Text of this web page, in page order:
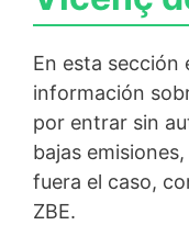
En esta sección
información
por entrar sin
bajas
fuera el caso,
ZBE.